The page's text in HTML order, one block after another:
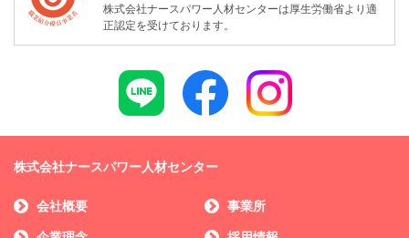
株式会社ナースパワー人材センターは厚生労働省より適
正認定を受けております。
株式会社ナースパワー人材センター
会社概要 事業所